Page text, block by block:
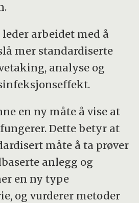
arbeidet med å
mer standardiserte
analyse og
en ny måte å vise at
Dette betyr at
måte å ta prøver
anlegg og
en ny type
og vurderer metoder